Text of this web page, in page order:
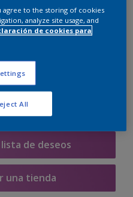
de pintura
Calcular
de deseos
una tienda
agree to the storing of cookies
analyze site usage, and
de cookies para
All